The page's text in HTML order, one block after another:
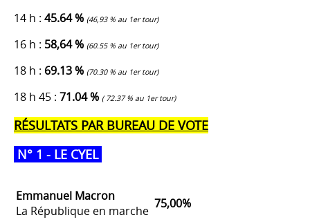
14 h : 45.64 % (46,93 % au 1er tour)
16 h : 58,64 % (60.55 % au 1er tour)
18 h : 69.13 % (70.30 % au 1er tour)
18 h 45 : 71.04 % ( 72.37 % au 1er tour)
RÉSULTATS PAR BUREAU DE VOTE
N° 1 - LE CYEL
Emmanuel Macron
La République en marche 75,00%